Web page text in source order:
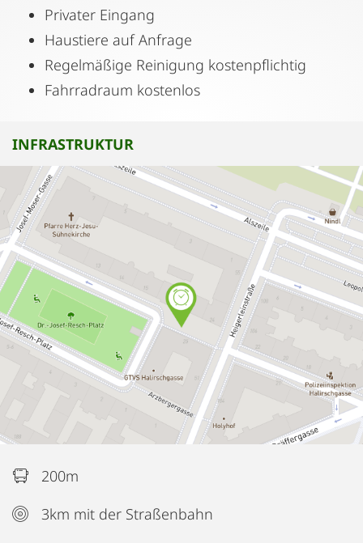
Privater Eingang
Haustiere auf Anfrage
Regelmäßige Reinigung kostenpflichtig
Fahrradraum kostenlos
INFRASTRUKTUR
200m
3km mit der Straßenbahn